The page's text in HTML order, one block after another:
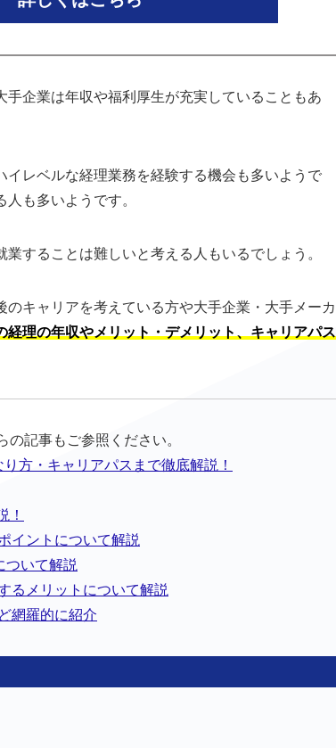
企業は年収や福利厚生が充実していることもあ
レベルな経理業務を経験する機会も多いようで
も多いようです。
することは難しいと考える人もいるでしょう。
キャリアを考えている方や大手企業・大手メーカ
経理の年収やメリット・デメリット、キャリアパス
記事もご参照ください。
方・キャリアパスまで徹底解説！
！
イントについて解説
ついて解説
るメリットについて解説
網羅的に紹介